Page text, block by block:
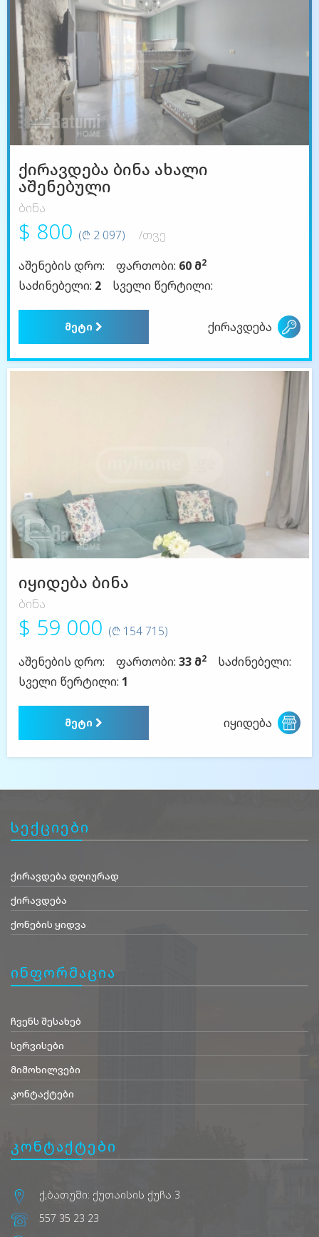
ქირავდება ბინა ახალი
აშენებული
ბინა
$ 800 (₾ 2 097)
/თვე
აშენების დრო:
ფართობი: 60 მ2
საძინებელი: 2 სველი წერტილი:
მეტი ქირავდება
იყიდება ბინა
ბინა
$ 59 000 (₾ 154 715)
აშენების დრო:
ფართობი: 33 მ2
საძინებელი:
სველი წერტილი: 1
მეტი იყიდება
სექციები
ქირავდება დღიურად
ქირავდება
ქონების ყიდვა
ინფორმაცია
ჩვენს შესახებ
სერვისები
მიმოხილვები
კონტაქტები
კონტაქტები
ქ,ბათუმი: ქუთაისის ქუჩა 3
557 35 23 23